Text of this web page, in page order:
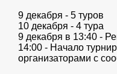
9 декабря - 5 туров
10 декабря - 4 тура
9 декабря в 13:40 -
14:00 - Начало
организаторами с